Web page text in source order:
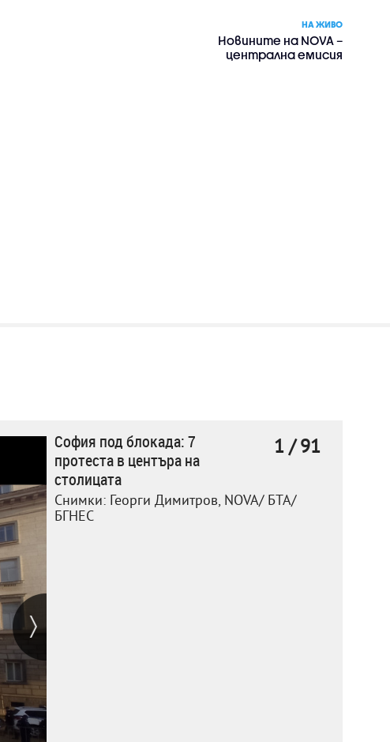
НА ЖИВО
Новините на NOVA –
централна емисия
София под блокада: 7
протеста в центъра на
столицата
Снимки: Георги Димитров, NOVA/ БТА/
БГНЕС
1 / 91